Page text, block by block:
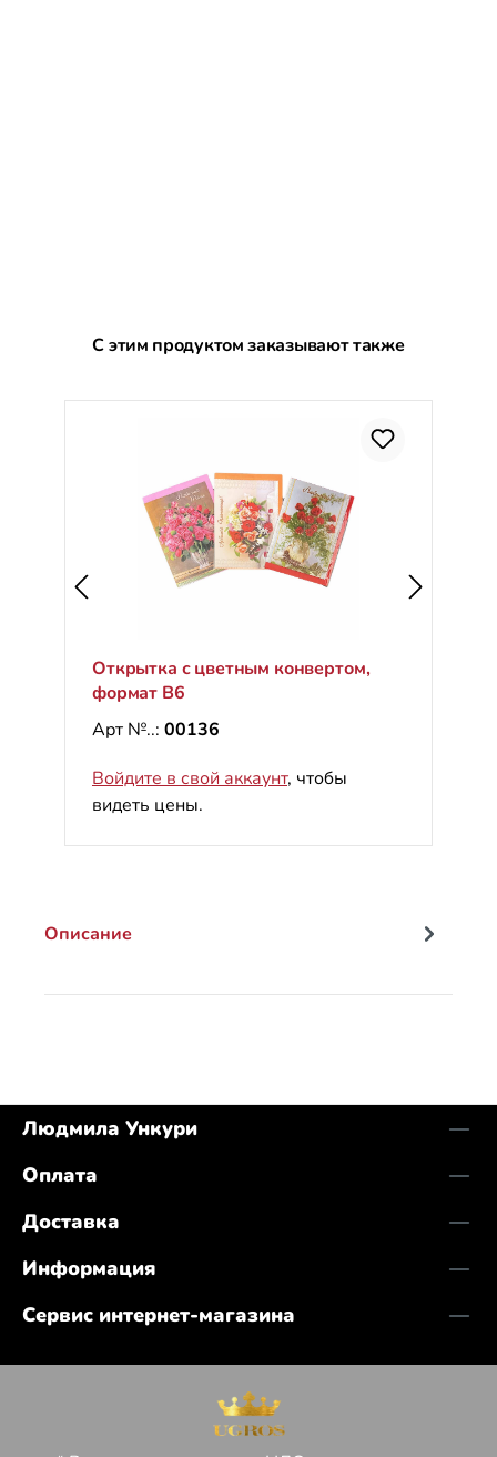
Пропустить галерею продуктов
С этим продуктом заказывают также
Открытка с цветным конвертом,
формат B6
Арт №..: 00136
Войдите в свой аккаунт, чтобы
видеть цены.
Описание
Людмила Ункури
Оплата
Доставка
Информация
Сервис интернет-магазина